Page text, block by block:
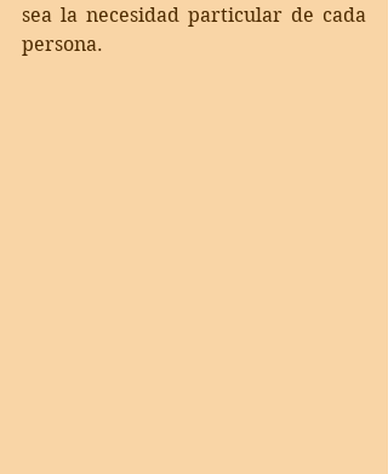
sea la necesidad particular de cada
persona.